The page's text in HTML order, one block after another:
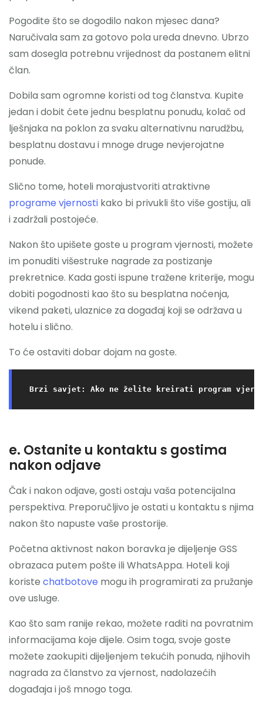
Pogodite što se dogodilo nakon mjesec dana?
Naručivala sam za gotovo pola ureda dnevno. Ubrzo
sam dosegla potrebnu vrijednost da postanem elitni
član.
Dobila sam ogromne koristi od tog članstva. Kupite
jedan i dobit ćete jednu besplatnu ponudu, kolač od
lješnjaka na poklon za svaku alternativnu narudžbu,
besplatnu dostavu i mnoge druge nevjerojatne
ponude.
Slično tome, hoteli morajustvoriti atraktivne
programe vjernosti kako bi privukli što više gostiju, ali
i zadržali postojeće.
Nakon što upišete goste u program vjernosti, možete
im ponuditi višestruke nagrade za postizanje
prekretnice. Kada gosti ispune tražene kriterije, mogu
dobiti pogodnosti kao što su besplatna noćenja,
vikend paketi, ulaznice za događaj koji se održava u
hotelu i slično.
To će ostaviti dobar dojam na goste.
Brzi savjet: Ako ne želite kreirati program
e. Ostanite u kontaktu s gostima
nakon odjave
Čak i nakon odjave, gosti ostaju vaša potencijalna
perspektiva. Preporučljivo je ostati u kontaktu s njima
nakon što napuste vaše prostorije.
Početna aktivnost nakon boravka je dijeljenje GSS
obrazaca putem pošte ili WhatsAppa. Hoteli koji
koriste chatbotove mogu ih programirati za pružanje
ove usluge.
Kao što sam ranije rekao, možete raditi na povratnim
informacijama koje dijele. Osim toga, svoje goste
možete zaokupiti dijeljenjem tekućih ponuda, njihovih
nagrada za članstvo za vjernost, nadolazećih
događaja i još mnogo toga.